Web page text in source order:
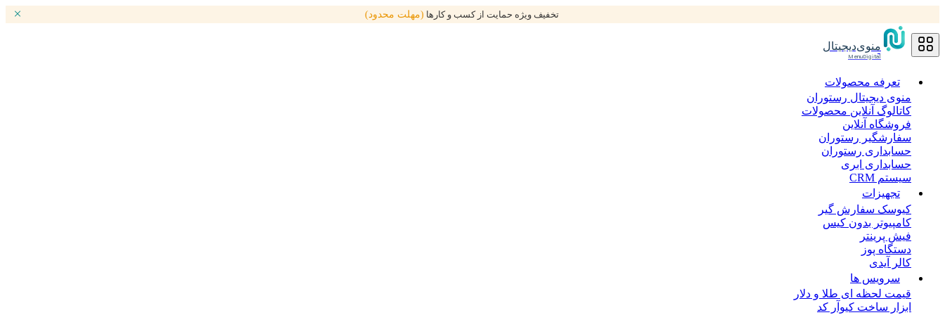
تخفیف ویژه حمایت از کسب و کارها (مهلت محدود)
منوی‌دیجیتال
MenuDigital
تعرفه محصولات
منوی دیجیتال رستوران
کاتالوگ آنلاین محصولات
فروشگاه آنلاین
سفارشگیر رستوران
حسابداری رستوران
حسابداری ابری
سیستم CRM
تجهیزات
کیوسک سفارش گیر
کامپیوتر بدون کیس
فیش پرینتر
دستگاه پوز
کالر آیدی
سرویس ها
قیمت لحظه ای طلا و دلار
ابزار ساخت کیوآر کد